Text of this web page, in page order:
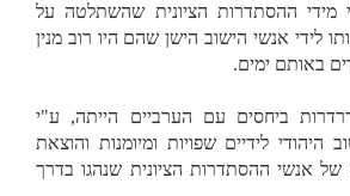
מידי ההסתדרות הציונית שהשתלטה על
לידי אנשי הישוב הישן שהם היו רוב מנין
באותם ימים.
ביחסים עם הערביים הייתה, ע"י
היהודי לידיים שפויות ומיומנות והוצאת
של אנשי ההסתדרות הציונית שנהגו בדרך